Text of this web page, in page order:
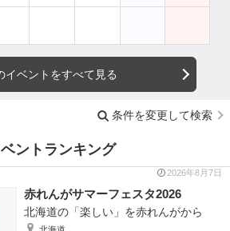
イベントをすべて見る
条件を変更して検索
ントランキング
2026年8月7日
赤れんがサマーフェスタ2026
北海道の「楽しい」を赤れんがから